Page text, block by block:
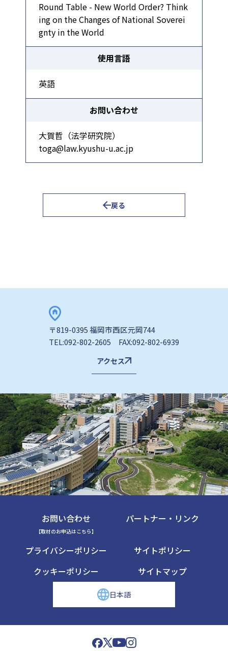
Round Table - New World Order? Think
ing on the Changes of National Soverei
gnty in the World
使用言語
英語
お問い合わせ
大賀哲（法学研究院）
toga@law.kyushu-u.ac.jp
戻る
〒819-0395 福岡市西区元岡744
TEL:092-802-2605 FAX:092-802-6939
アクセス
お問い合わせ
【取材のお申込はこちら】
パートナー・リンク
プライバシーポリシー
サイトポリシー
クッキーポリシー
サイトマップ
日本語